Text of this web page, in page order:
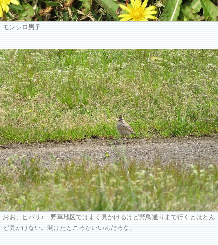
モンシロ男子
おお、ヒバリ♪ 野草地区ではよく見かけるけど野鳥通りまで行くとほとん
ど見かけない。開けたところがいいんだろな。